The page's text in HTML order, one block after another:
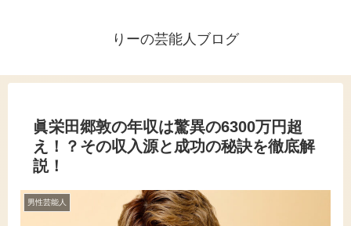
りーの芸能人ブログ
眞栄田郷敦の年収は驚異の6300万円超
え！？その収入源と成功の秘訣を徹底解
説！
男性芸能人